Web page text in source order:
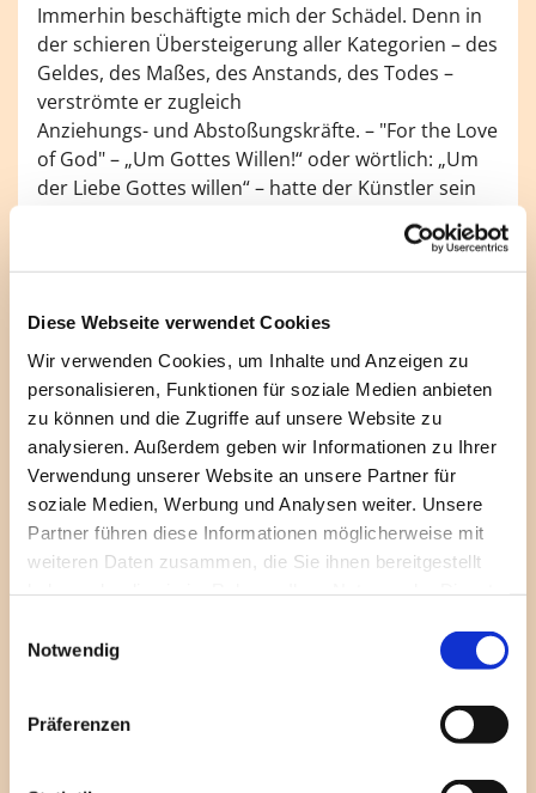
Diese Webseite verwendet Cookies
Wir verwenden Cookies, um Inhalte und Anzeigen zu
personalisieren, Funktionen für soziale Medien anbieten
zu können und die Zugriffe auf unsere Website zu
analysieren. Außerdem geben wir Informationen zu Ihrer
Verwendung unserer Website an unsere Partner für
soziale Medien, Werbung und Analysen weiter. Unsere
Partner führen diese Informationen möglicherweise mit
weiteren Daten zusammen, die Sie ihnen bereitgestellt
Notwendig
Präferenzen
Immerhin beschäftigte mich der Schädel. Denn in
der schieren Übersteigerung aller Kategorien – des
Geldes, des Maßes, des Anstands, des Todes –
verströmte er zugleich
Anziehungs- und Abstoßungskräfte. – "For the Love
of God" – „Um Gottes Willen!“ oder wörtlich: „Um
der Liebe Gottes willen“ – hatte der Künstler sein
Doppeldeutigkeit auf den Punkt gebracht: „Um
Gottes willen, was für eine Verschwendung von
gerade gut genug!“...
Ich dachte: Was wohl Bernd Lindemann, Direktor
der Berliner Gemäldegalerie und
OlafZimmermann, Geschäftsführer des Deutschen
Kulturrats, dazu zu sagen hätten? – die
beiden diskutieren in dieser Woche am
Aschermittwoch der Künstler über den "Wert der
Kunst": Wie verhalten sich eigentlich Kunst, Markt
und Vergänglichkeit zueinander? Gehen Schönheit
Geld zusammen? – Geld macht attraktiv, weiß der
Volksmund. Und Schönheit lässt Ewigkeit erahnen.
fordert...?
Am Aschermittwoch lässt sich darüber trefflich